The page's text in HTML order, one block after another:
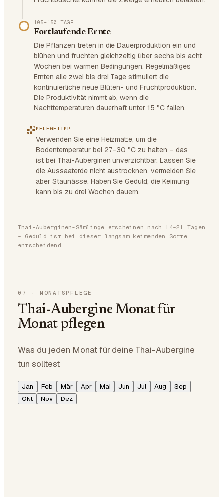
105–150 TAGE
Fortlaufende Ernte
Die Pflanzen treten in die Dauerproduktion ein und
blühen und fruchten gleichzeitig über sechs bis acht
Wochen bei warmen Bedingungen. Regelmäßiges
Ernten alle zwei bis drei Tage stimuliert die
kontinuierliche neue Blüten- und Fruchtproduktion.
Die Produktivität nimmt ab, wenn die
Nachttemperaturen dauerhaft unter 15 °C fallen.
PFLEGETIPP
Verwenden Sie eine Heizmatte, um die
Bodentemperatur bei 27–30 °C zu halten – das
ist bei Thai-Auberginen unverzichtbar. Lassen Sie
die Aussaaterde nicht austrocknen, vermeiden Sie
aber Staunässe. Haben Sie Geduld; die Keimung
kann bis zu drei Wochen dauern.
Thai-Auberginen-Sämlinge erscheinen nach 14–21 Tagen
– Geduld ist bei dieser langsam keimenden Sorte
entscheidend
07 · MONATSPFLEGE
Thai-Aubergine Monat für
Monat pflegen
Was du jeden Monat für deine Thai-Aubergine
tun solltest
Jan Feb Mär Apr Mai Jun Jul Aug
Sep
Okt
Nov Dez